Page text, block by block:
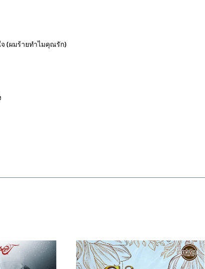
(ผมร้ายทำไมคุณรัก)